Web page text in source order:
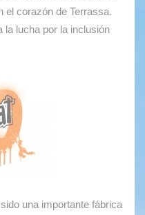
el corazón de Terrassa.
la lucha por la inclusión
una importante fábrica